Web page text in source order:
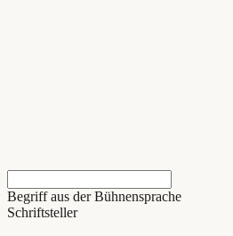
Begriff aus der Bühnensprache
Schriftsteller